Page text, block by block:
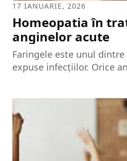
17 IANUARIE, 2026
Homeopatia în
anginelor acute
Faringele este unul
expuse infecțiilor. Orice
Fenomenul de adaptare
extrauterină are loc
defensiv imunitar se
încât, în jurul vârstei de
comparat cu cel al